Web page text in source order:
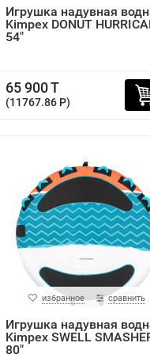
Игрушка надувная
Kimpex DONUT
54"
65 900 T
(11767.86 P)
избранное сравнить
Игрушка надувная
Kimpex SWELL
80"